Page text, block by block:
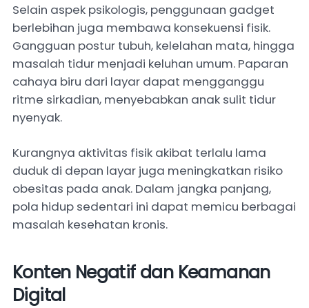
Selain aspek psikologis, penggunaan gadget
berlebihan juga membawa konsekuensi fisik.
Gangguan postur tubuh, kelelahan mata, hingga
masalah tidur menjadi keluhan umum. Paparan
cahaya biru dari layar dapat mengganggu
ritme sirkadian, menyebabkan anak sulit tidur
nyenyak.
Kurangnya aktivitas fisik akibat terlalu lama
duduk di depan layar juga meningkatkan risiko
obesitas pada anak. Dalam jangka panjang,
pola hidup sedentari ini dapat memicu berbagai
masalah kesehatan kronis.
Konten Negatif dan Keamanan
Digital